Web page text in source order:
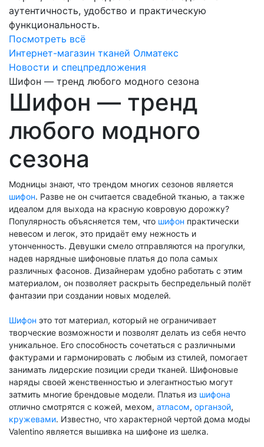
аутентичность, удобство и практическую
функциональность.
Посмотреть всё
Интернет-магазин тканей Олматекс
Новости и спецпредложения
Шифон — тренд любого модного сезона
Шифон — тренд
любого модного
сезона
Модницы знают, что трендом многих сезонов является
шифон. Разве не он считается свадебной тканью, а также
идеалом для выхода на красную ковровую дорожку?
Популярность объясняется тем, чтошифонпрактически
невесом и легок, это придаёт ему нежность и
утонченность. Девушки смело отправляются на прогулки,
надев нарядные шифоновые платья до пола самых
различных фасонов. Дизайнерам удобно работать с этим
материалом, он позволяет раскрыть беспредельный полёт
фантазии при создании новых моделей.
Шифонэто тот материал, который не ограничивает
творческие возможности и позволят делать из себя нечто
уникальное. Его способность сочетаться с различными
фактурами и гармонировать с любым из стилей, помогает
занимать лидерские позиции среди тканей. Шифоновые
наряды своей женственностью и элегантностью могут
затмить многие брендовые модели. Платья изшифона
отлично смотрятся с кожей, мехом,атласом,органзой,
кружевами. Известно, что характерной чертой дома моды
Valentinoявляется вышивка на шифоне из шелка.